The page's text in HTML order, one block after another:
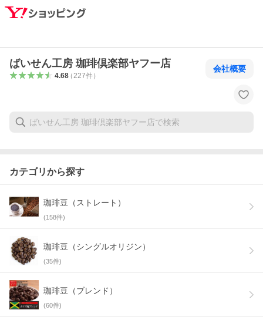
ばいせん工房 珈琲倶楽部ヤフー店
4.68（ 227件）
会社概要
カテゴリから探す
珈琲豆（ストレート）
(158件)
珈琲豆（シングルオリジン）
(35件)
珈琲豆（ブレンド）
(60件)